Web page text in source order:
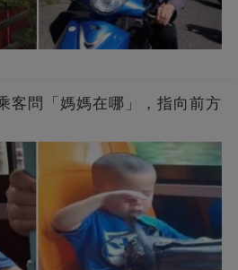
客問「媽媽在哪」，指向前方